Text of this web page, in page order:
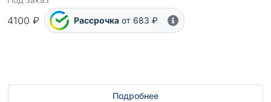
4100 ₽ Рассрочка от 683 ₽
Подробнее